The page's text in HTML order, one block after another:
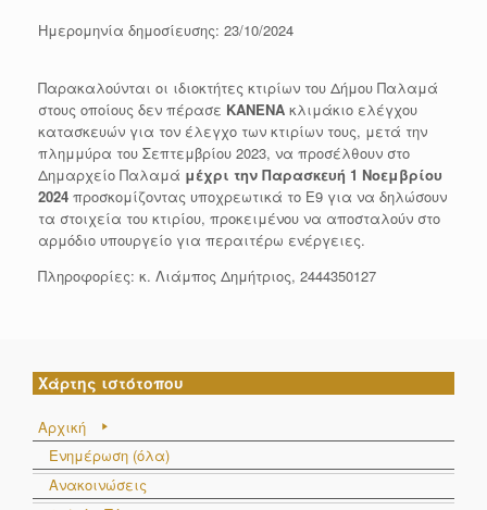
Ημερομηνία δημοσίευσης: 23/10/2024
Παρακαλούνται οι ιδιοκτήτες κτιρίων του Δήμου Παλαμά
στους οποίους δεν πέρασε ΚΑΝΕΝΑ κλιμάκιο ελέγχου
κατασκευών για τον έλεγχο των κτιρίων τους, μετά την
πλημμύρα του Σεπτεμβρίου 2023, να προσέλθουν στο
Δημαρχείο Παλαμά μέχρι την Παρασκευή 1 Νοεμβρίου
2024 προσκομίζοντας υποχρεωτικά το Ε9 για να δηλώσουν
τα στοιχεία του κτιρίου, προκειμένου να αποσταλούν στο
αρμόδιο υπουργείο για περαιτέρω ενέργειες.
Πληροφορίες: κ. Λιάμπος Δημήτριος, 2444350127
Χάρτης ιστότοπου
Αρχική
Ενημέρωση (όλα)
Ανακοινώσεις